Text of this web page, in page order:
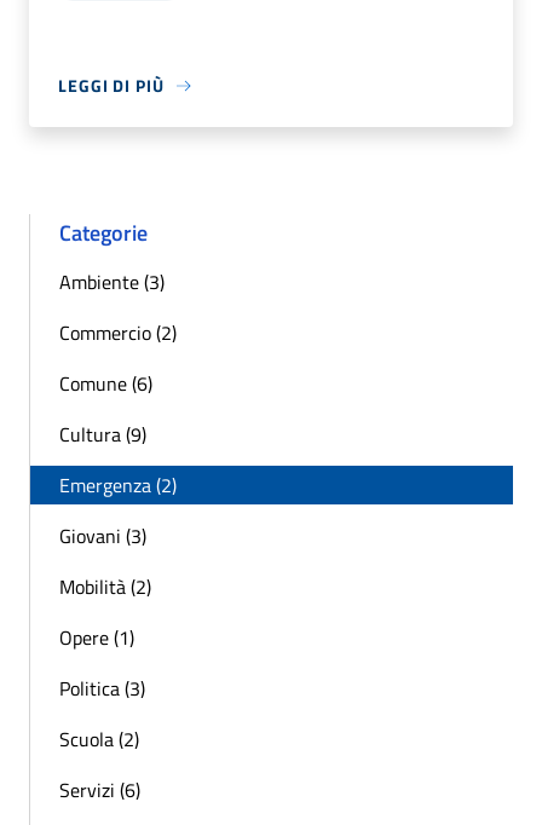
LEGGI DI PIÙ
Categorie
Ambiente (3)
Commercio (2)
Comune (6)
Cultura (9)
Emergenza (2)
Giovani (3)
Mobilità (2)
Opere (1)
Politica (3)
Scuola (2)
Servizi (6)